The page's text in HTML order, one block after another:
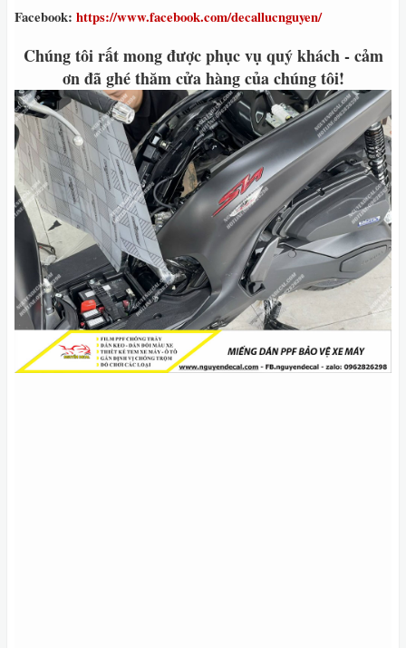
Facebook: https://www.facebook.com/decallucnguyen/
Chúng tôi rất mong được phục vụ quý khách - cảm
ơn đã ghé thăm cửa hàng của chúng tôi!